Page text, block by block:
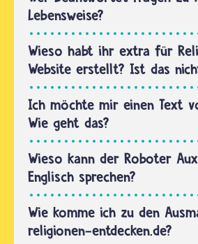
von…
Umfragen
und eine
Weltkarte
für euch.
Wir
arbeiten
auch
immer
an…
Lebensweise?
Wieso habt ihr extra für
Website erstellt? Ist das
Ich möchte mir einen Text
Wie geht das?
Wieso kann der Roboter
Englisch sprechen?
Wie komme ich zu den
religionen-entdecken.de?